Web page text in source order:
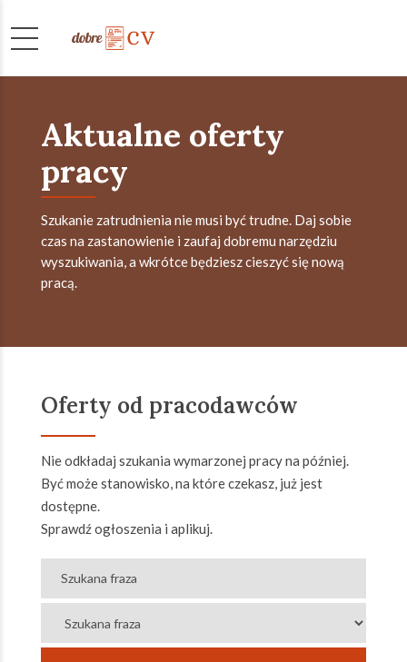
Aktualne oferty
pracy
Szukanie zatrudnienia nie musi być trudne. Daj sobie
czas na zastanowienie i zaufaj dobremu narzędziu
wyszukiwania, a wkrótce będziesz cieszyć się nową
pracą.
Oferty od pracodawców
Nie odkładaj szukania wymarzonej pracy na później.
Być może stanowisko, na które czekasz, już jest
dostępne.
Sprawdź ogłoszenia i aplikuj.